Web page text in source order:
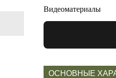
Видеоматериалы
ОСНОВНЫЕ